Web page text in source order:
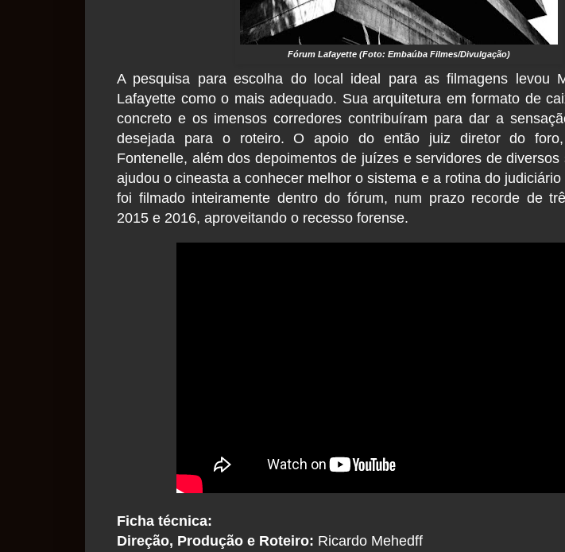
Fórum Lafayette (Foto: Embaúba Filmes/Divulgação)
A pesquisa para escolha do local ideal para as filmagens levou
Lafayette como o mais adequado. Sua arquitetura em formato de
concreto e os imensos corredores contribuíram para dar a
desejada para o roteiro. O apoio do então juiz diretor do foro,
Fontenelle, além dos depoimentos de juízes e servidores de diversos
ajudou o cineasta a conhecer melhor o sistema e a rotina do judiciário
foi filmado inteiramente dentro do fórum, num prazo recorde de
2015 e 2016, aproveitando o recesso forense.
Ficha técnica:
Direção, Produção e Roteiro: Ricardo Mehedff